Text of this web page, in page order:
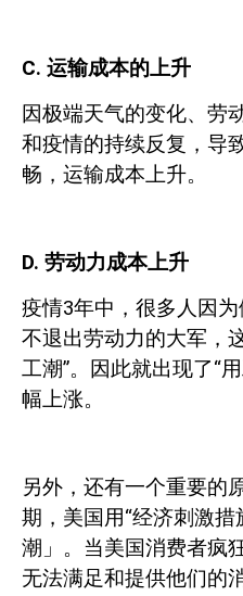
C. 运输成本的上升
因极端天气的变化、劳
和疫情的持续反复，导
畅，运输成本上升。
D. 劳动力成本上升
疫情3年中，很多人因
不退出劳动力的大军，
工潮”。因此就出现了“
幅上涨。
另外，还有一个重要的
期，美国用“经济刺激措
潮」。当美国消费者疯
无法满足和提供他们的